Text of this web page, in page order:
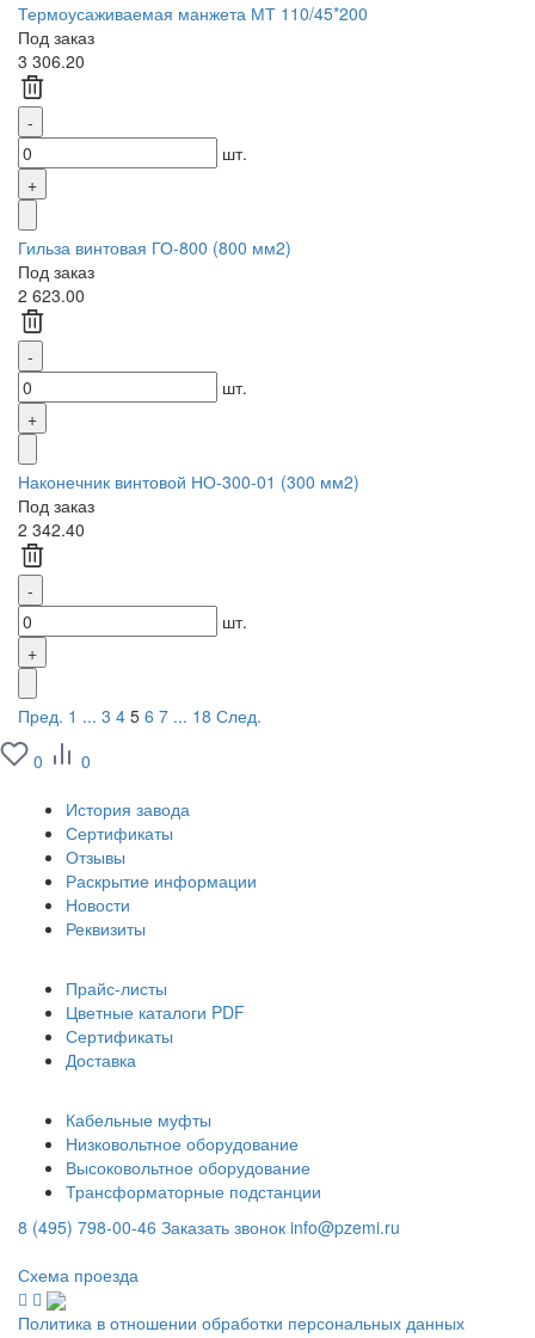
Термоусаживаемая манжета МТ 110/45*200
Под заказ
3 306.20
шт.
Гильза винтовая ГО-800 (800 мм2)
Под заказ
2 623.00
шт.
Наконечник винтовой НО-300-01 (300 мм2)
Под заказ
2 342.40
шт.
Пред. 1 ... 3 4 5 6 7 ... 18 След.
0
0
История завода
Сертификаты
Отзывы
Раскрытие информации
Новости
Реквизиты
Прайс-листы
Цветные каталоги PDF
Сертификаты
Доставка
Кабельные муфты
Низковольтное оборудование
Высоковольтное оборудование
Трансформаторные подстанции
8 (495) 798-00-46 Заказать звонок info@pzemi.ru
Схема проезда
Политика в отношении обработки персональных данных